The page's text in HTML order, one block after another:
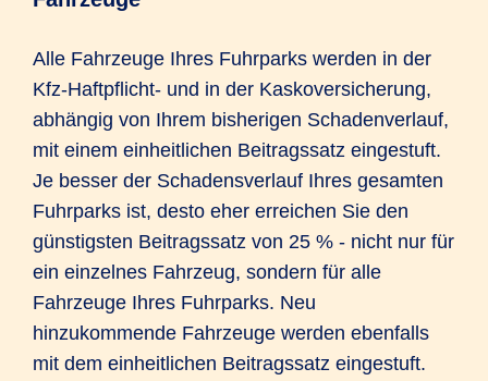
Alle Fahrzeuge Ihres Fuhrparks werden in der
Kfz-Haftpflicht- und in der Kaskoversicherung,
abhängig von Ihrem bisherigen Schadenverlauf,
mit einem einheitlichen Beitragssatz eingestuft.
Je besser der Schadensverlauf Ihres gesamten
Fuhrparks ist, desto eher erreichen Sie den
günstigsten Beitragssatz von 25 % - nicht nur für
ein einzelnes Fahrzeug, sondern für alle
Fahrzeuge Ihres Fuhrparks. Neu
hinzukommende Fahrzeuge werden ebenfalls
mit dem einheitlichen Beitragssatz eingestuft.